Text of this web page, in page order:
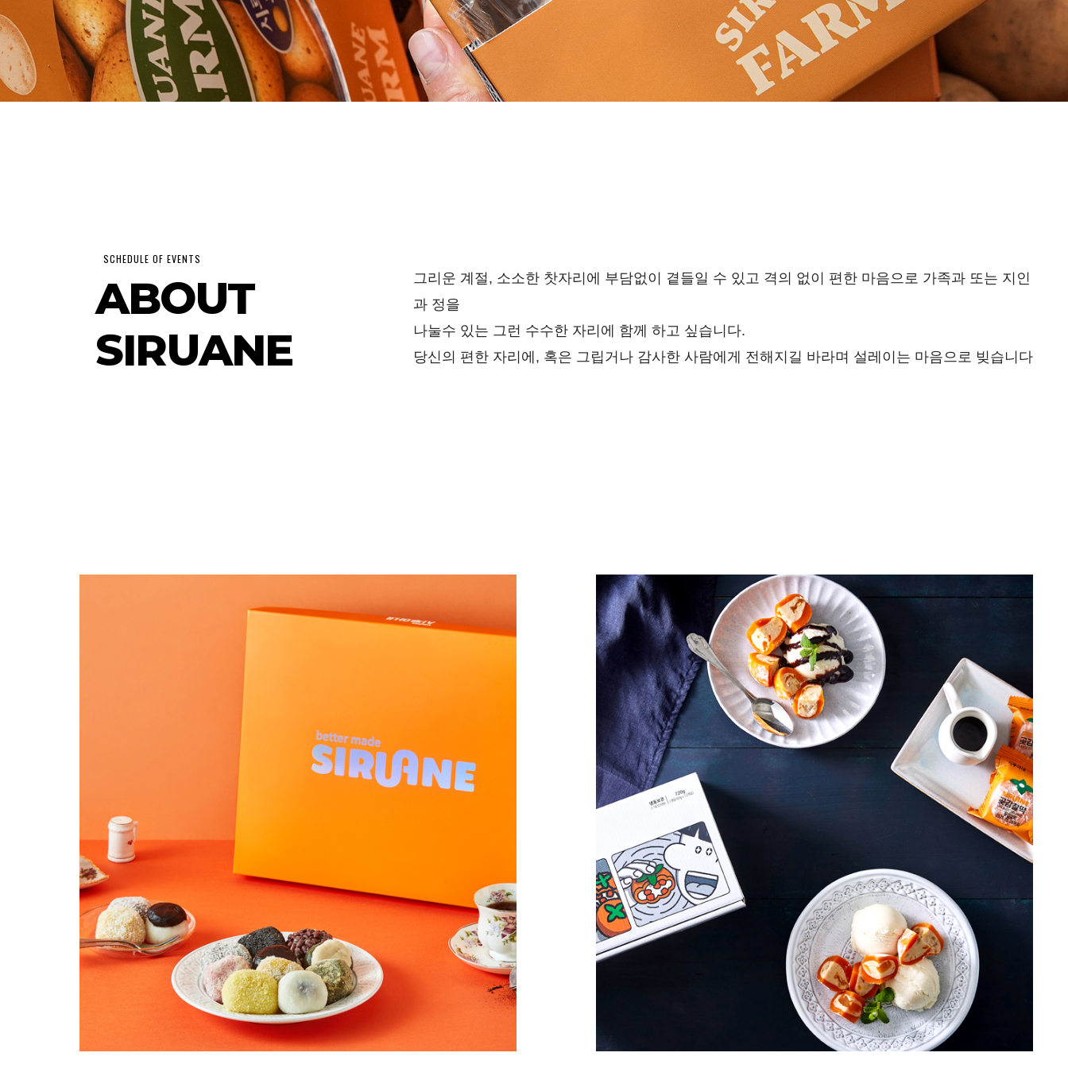
ABOUT
SIRUANE
그리운 계절, 소소한 찻자리에 부담없이 곁들일 수 있고 격의 없이 편한 마음으로 가족과 또는 지인
과 정을
나눌수 있는 그런 수수한 자리에 함께 하고 싶습니다.
당신의 편한 자리에, 혹은 그립거나 감사한 사람에게 전해지길 바라며 설레이는 마음으로 빚습니다